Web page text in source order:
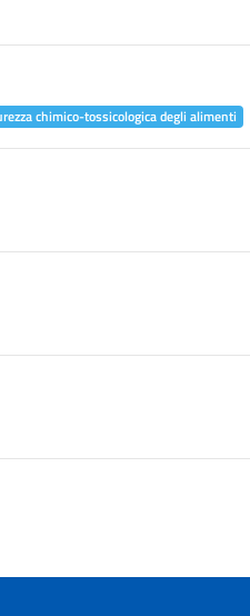
chimico-tossicologica degli alimenti